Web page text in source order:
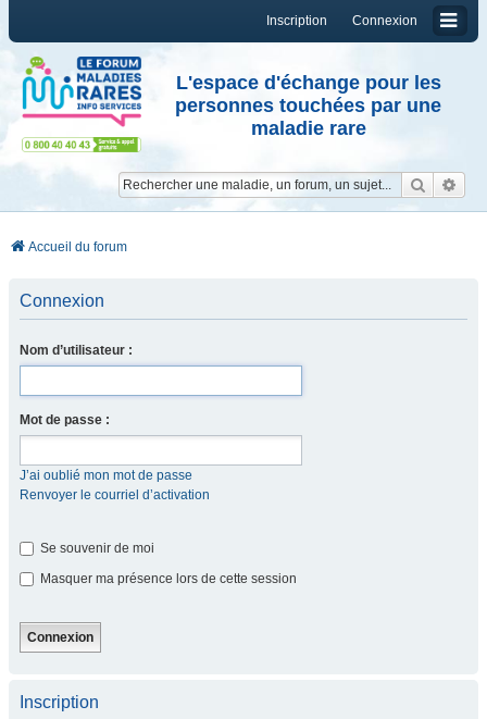
Connexion
Inscription
L'espace d'échange pour les
personnes touchées par une
maladie rare
Accueil du forum
Connexion
Nom d’utilisateur :
Mot de passe :
J’ai oublié mon mot de passe
Renvoyer le courriel d’activation
Se souvenir de moi
Masquer ma présence lors de cette session
Inscription